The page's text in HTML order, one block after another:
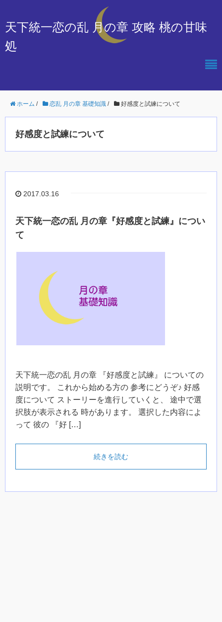
天下統一恋の乱 月の章 攻略 桃の甘味
処
ホーム / 恋乱 月の章 基礎知識 / 好感度と試練について
好感度と試練について
2017.03.16
天下統一恋の乱 月の章『好感度と試練』につい
て
天下統一恋の乱 月の章 『好感度と試練』 についての
説明です。 これから始める方の 参考にどうぞ♪ 好感
度について ストーリーを進行していくと、 途中で選
択肢が表示される 時があります。 選択した内容によ
って 彼の 『好 […]
続きを読む